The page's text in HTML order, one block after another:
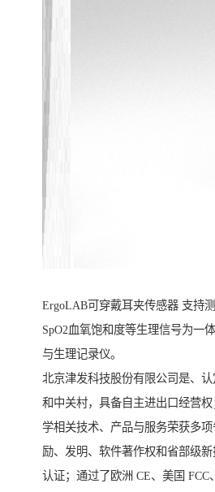
ErgoLAB可穿戴耳夹传感器 支持
SpO2血氧饱和度等生理信号为一
与生理记录仪。
北京津发科技股份有限公司是、
和中关村，具备自主进出口经营
学相关技术、产品与服务荣获多
励、发明、软件著作权和省部级新
认证；通过了欧洲 CE、美国 FCC